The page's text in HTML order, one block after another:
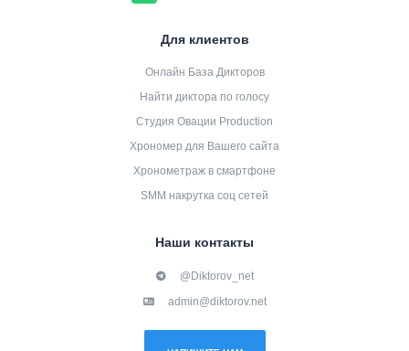
Для клиентов
Онлайн База Дикторов
Найти диктора по голосу
Студия Овации Production
Хрономер для Вашего сайта
Хронометраж в смартфоне
SMM накрутка соц сетей
Наши контакты
@Diktorov_net
admin@diktorov.net